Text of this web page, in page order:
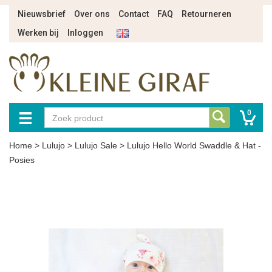
Nieuwsbrief Over ons Contact FAQ
Retourneren
Werken bij
Inloggen
0
Home > Lulujo > Lulujo Sale > Lulujo Hello World Swaddle & Hat -
Posies